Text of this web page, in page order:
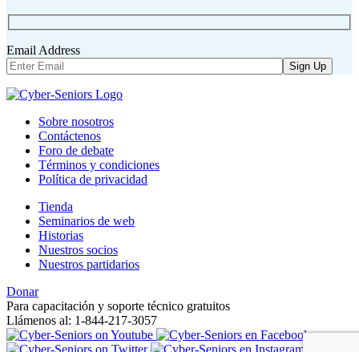
Email Address
Sobre nosotros
Contáctenos
Foro de debate
Términos y condiciones
Política de privacidad
Tienda
Seminarios de web
Historias
Nuestros socios
Nuestros partidarios
Donar
Para capacitación y soporte técnico gratuitos
Llámenos al: 1-844-217-3057